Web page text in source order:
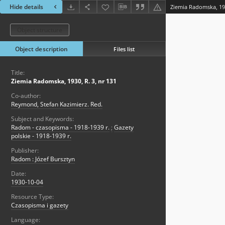
Hide details Ziemia Radomska,
Object description Files list
Title:
Ziemia Radomska, 1930, R. 3, nr 131
Co-author:
Reymond, Stefan Kazimierz. Red.
Subject and Keywords:
Radom - czasopisma - 1918-1939 r. ; Gazety
polskie - 1918-1939 r.
Publisher:
Radom : Józef Bursztyn
Date:
1930-10-04
Resource Type:
Czasopisma i gazety
Language: